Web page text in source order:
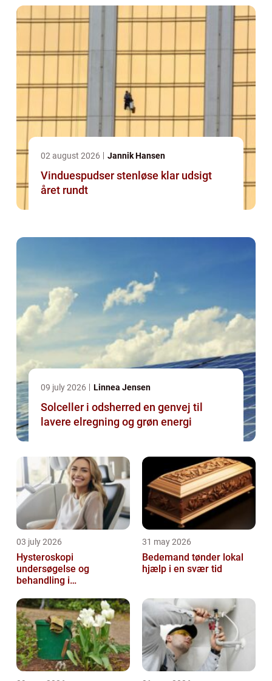
02 august 2026 Jannik Hansen
Vinduespudser stenløse klar udsigt
året rundt
09 july 2026 Linnea Jensen
Solceller i odsherred en genvej til
lavere elregning og grøn energi
03 july 2026
Hysteroskopi
undersøgelse og
behandling i
31 may 2026
Bedemand tønder lokal
hjælp i en svær tid